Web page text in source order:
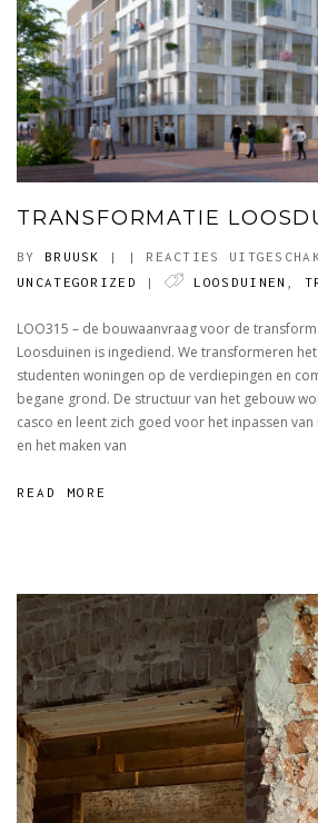
TRANSFORMATIE
BY BRUUSK | | REACTIES
UNCATEGORIZED
| LOOSDUINEN ,
LOO315 – de bouwaanvraag voor de
Loosduinen is ingediend. We transformeren
studenten woningen op de verdiepingen en
begane grond. De structuur van het gebouw
casco en leent zich goed voor het inpassen
en het maken van
READ MORE